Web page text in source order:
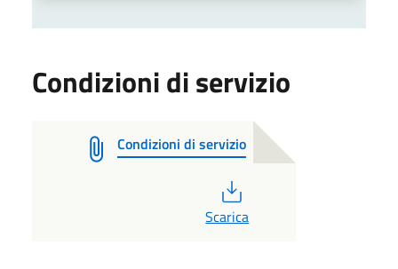
Condizioni di servizio
Condizioni di servizio
Scarica